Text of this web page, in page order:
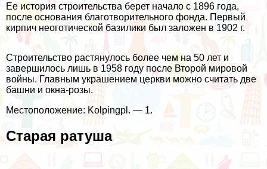
Ее история строительства берет начало с 1896 года,
после основания благотворительного фонда. Первый
кирпич неоготической базилики был заложен в 1902 г.
Строительство растянулось более чем на 50 лет и
завершилось лишь в 1958 году после Второй мировой
войны. Главным украшением церкви можно считать две
башни и окна-розы.
Местоположение: Kolpingpl. — 1.
Старая ратуша